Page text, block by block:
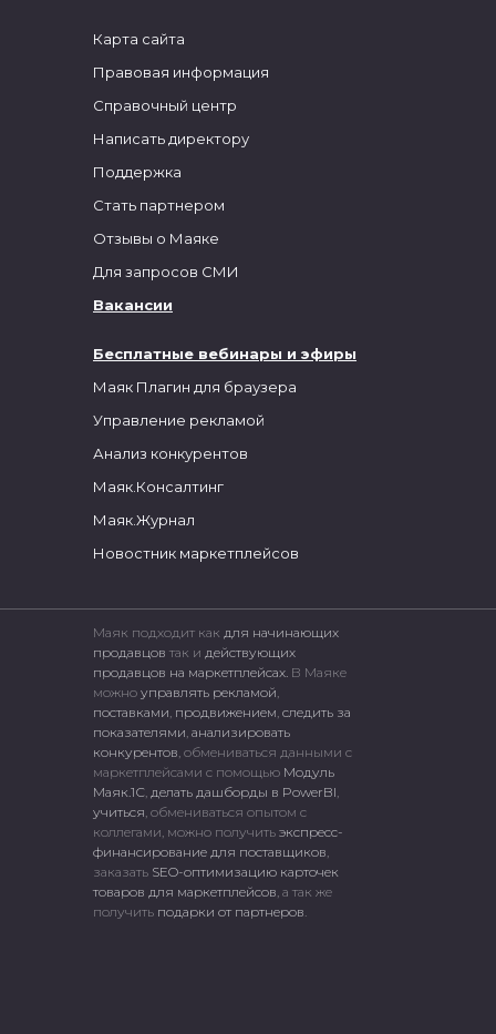
Бесплатные вебинары и эфиры
Маяк Плагин для браузера
Управление рекламой
Анализ конкурентов
Маяк.Консалтинг
Маяк.Журнал
Новостник маркетплейсов
Карта сайта
Правовая информация
Справочный центр
Написать директору
Поддержка
Стать партнером
Отзывы о Маяке
Для запросов СМИ
Вакансии
Маяк подходит как для начинающих
продавцов так и действующих
продавцов на маркетплейсах. В Маяке
можно управлять рекламой
поставками продвижением следить за
показателями анализировать
конкурентов , обмениваться данными с
маркетплейсами c помощью Модуль
Маяк.1С делать дашборды в PowerBI
учиться , обмениваться опытом с
коллегами, можно получить экспресс-
финансирование для поставщиков
заказать SEO-оптимизацию карточек
товаров для маркетплейсов , а так же
получить подарки от партнеров